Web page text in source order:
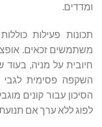
ומדדים.
תכונות פעילות
משתמשים זכאים.
חיובית על מניה,
השקפה פסימית
הסיכון עבור קונים
לפוג ללא ערך אם